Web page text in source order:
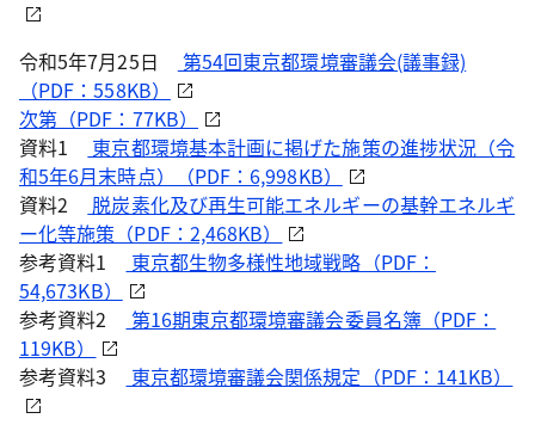
令和5年7月25日
第54回東京都環境審議会(議事録)
（PDF：558KB）
次第（PDF：77KB）
資料1
東京都環境基本計画に掲げた施策の進捗状況（令
和5年6月末時点）（PDF：6,998KB）
資料2
脱炭素化及び再生可能エネルギーの基幹エネルギ
ー化等施策（PDF：2,468KB）
参考資料1
東京都生物多様性地域戦略（PDF：
54,673KB）
参考資料2
第16期東京都環境審議会委員名簿（PDF：
119KB）
参考資料3
東京都環境審議会関係規定（PDF：141KB）